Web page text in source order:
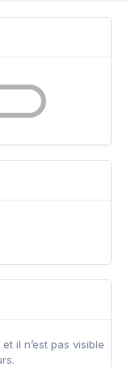
il n’est pas visible